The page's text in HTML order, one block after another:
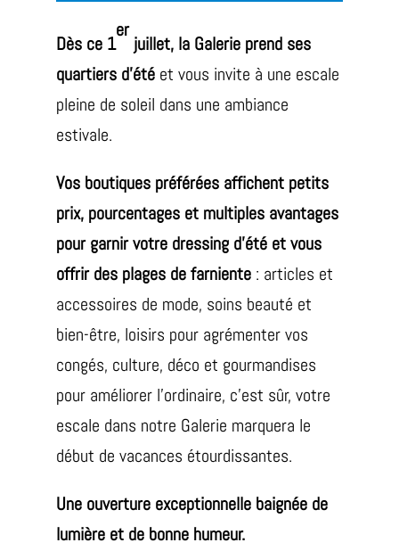
Dès ce 1
er
juillet, la Galerie prend ses
quartiers d’étéet vous invite à une escale
pleine de soleil dans une ambiance
estivale.
Vos boutiques préférées affichent petits
prix, pourcentages et multiples avantages
pour garnir votre dressing d’été et vous
offrir des plages de farniente: articles et
accessoires de mode, soins beauté et
bien-être, loisirs pour agrémenter vos
congés, culture, déco et gourmandises
pour améliorer l’ordinaire, c’est sûr, votre
escale dans notre Galerie marquera le
début de vacances étourdissantes.
Une ouverture exceptionnelle baignée de
lumière et de bonne humeur.